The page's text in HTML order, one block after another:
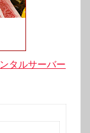
タルサーバー